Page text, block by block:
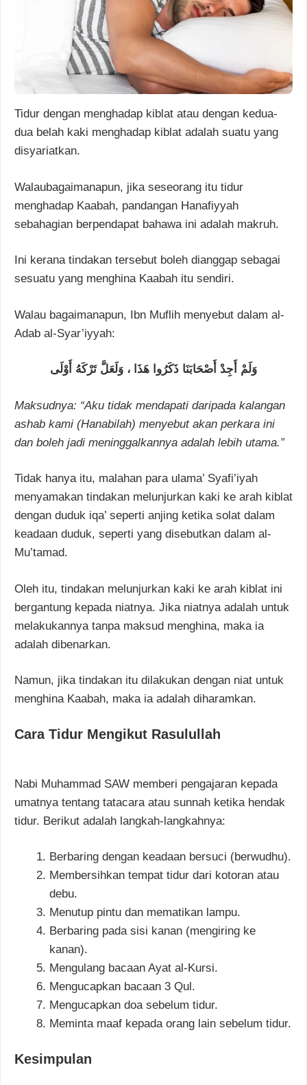
Tidur dengan menghadap kiblat atau dengan kedua-
dua belah kaki menghadap kiblat adalah suatu yang
disyariatkan.
Walaubagaimanapun, jika seseorang itu tidur
menghadap Kaabah, pandangan Hanafiyyah
sebahagian berpendapat bahawa ini adalah makruh.
Ini kerana tindakan tersebut boleh dianggap sebagai
sesuatu yang menghina Kaabah itu sendiri.
Walau bagaimanapun, Ibn Muflih menyebut dalam al-
Adab al-Syar’iyyah:
وَلَمْ أَجِدْ أَصْحَابَنَا ذَكَرُوا هَذَا ، وَلَعَلَّ تَرْكَهُ أَوْلَى
Maksudnya: “Aku tidak mendapati daripada kalangan
ashab kami (Hanabilah) menyebut akan perkara ini
dan boleh jadi meninggalkannya adalah lebih utama.”
Tidak hanya itu, malahan para ulama’ Syafi’iyah
menyamakan tindakan melunjurkan kaki ke arah kiblat
dengan duduk iqa’ seperti anjing ketika solat dalam
keadaan duduk, seperti yang disebutkan dalam al-
Mu’tamad.
Oleh itu, tindakan melunjurkan kaki ke arah kiblat ini
bergantung kepada niatnya. Jika niatnya adalah untuk
melakukannya tanpa maksud menghina, maka ia
adalah dibenarkan.
Namun, jika tindakan itu dilakukan dengan niat untuk
menghina Kaabah, maka ia adalah diharamkan.
Cara Tidur Mengikut Rasulullah
Nabi Muhammad SAW memberi pengajaran kepada
umatnya tentang tatacara atau sunnah ketika hendak
tidur. Berikut adalah langkah-langkahnya:
Berbaring dengan keadaan bersuci (berwudhu).
Membersihkan tempat tidur dari kotoran atau
debu.
Menutup pintu dan mematikan lampu.
Berbaring pada sisi kanan (mengiring ke
kanan).
Mengulang bacaan Ayat al-Kursi.
Mengucapkan bacaan 3 Qul.
Mengucapkan doa sebelum tidur.
Meminta maaf kepada orang lain sebelum tidur.
Kesimpulan